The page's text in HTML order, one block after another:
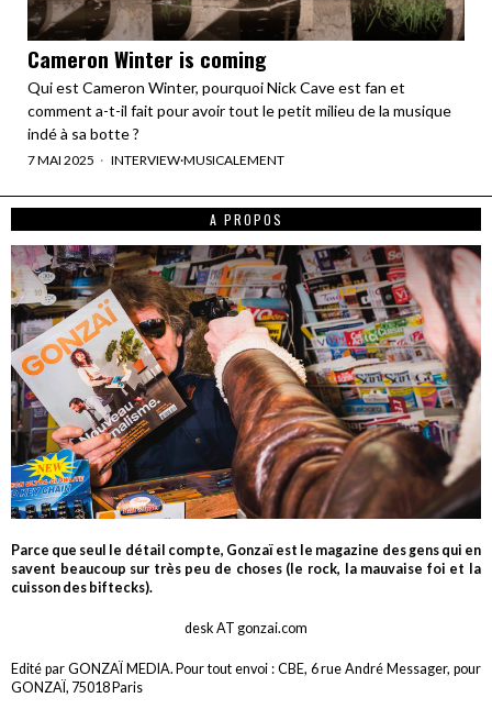
Cameron Winter is coming
Qui est Cameron Winter, pourquoi Nick Cave est fan et
comment a-t-il fait pour avoir tout le petit milieu de la musique
indé à sa botte ?
7 MAI 2025 INTERVIEW·MUSICALEMENT
A PROPOS
Parce que seul le détail compte, Gonzaï est le magazine des gens qui en
savent beaucoup sur très peu de choses (le rock, la mauvaise foi et la
cuisson des biftecks).
desk AT gonzai.com
Edité par GONZAÏ MEDIA. Pour tout envoi : CBE, 6 rue André Messager, pour
GONZAÏ, 75018 Paris